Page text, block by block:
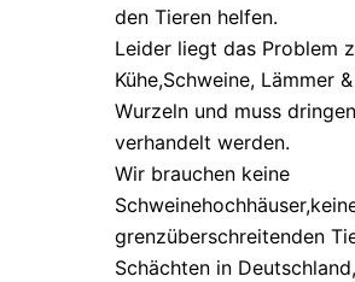
den Tieren helfen.
Leider liegt das Problem
Kühe,Schweine, Lämmer
Wurzeln und muss
verhandelt werden.
Wir brauchen keine
grenzüberschreitenden
Schächten in